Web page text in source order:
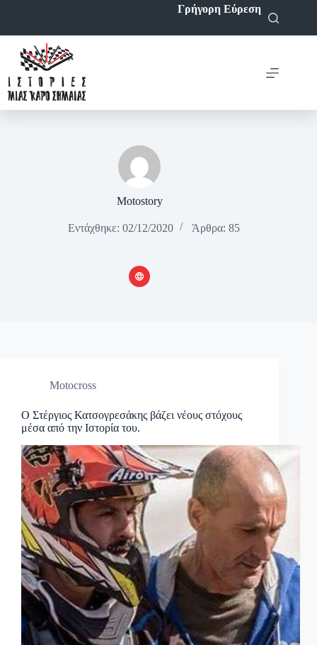
Γρήγορη Εύρεση
Motostory
Εντάχθηκε: 02/12/2020 Άρθρα: 85
Motocross
Ο Στέργιος Κατσογρεσάκης βάζει νέους στόχους
μέσα από την Iστορία του.